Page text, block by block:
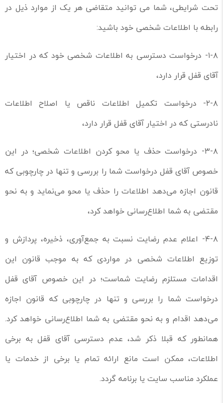
تحت شرایطی، شما می توانید متقاضی هر یک از موارد ذیل در
رابطه با اطلاعات شخصی خود باشید:
۱-۸- درخواست دسترسی به اطلاعات شخصی خود که در اختیار
آقای قفل قرار دارد،
۲-۸- درخواست تکمیل اطلاعات ناقص یا اصلاح اطلاعات
نادرستی که در اختیار آقای قفل قرار دارد،
۳-۸- درخواست حذف یا محو کردن اطلاعات شخصی؛ در این
خصوص آقای قفل درخواست شما را بررسی و تنها در چارچوبی که
قانون اجازه می‌دهد اطلاعات را حذف یا محو می‌نماید و به نحو
مقتضی به شما اطلاع‌رسانی خواهد کرد،
۴-۸- اعلام عدم رضایت نسبت به جمع‌آوری، ذخیره، پردازش و
توزیع اطلاعات شخصی در مواردی که به موجب قانون این
اقدامات مستلزم رضایت شماست؛ در این خصوص آقای قفل
درخواست شما را بررسی و تنها در چارچوبی که قانون اجازه
می‌دهد اقدام و به نحو مقتضی به شما اطلاع‌رسانی خواهد کرد.
همانطور که قبلا ذکر شد، عدم دسترسی آقای قفل به برخی
اطلاعات، ممکن است مانع ارائه تمام یا برخی از خدمات یا
عملکرد مناسب سایت یا برنامه گردد.